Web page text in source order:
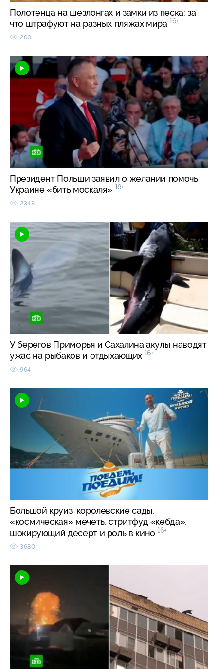
Полотенца на шезлонгах и замки из песка: за
что штрафуют на разных пляжах мира 16+
260
Президент Польши заявил о желании помочь
Украине «бить москаля» 16+
2348
У берегов Приморья и Сахалина акулы наводят
ужас на рыбаков и отдыхающих 16+
964
Большой круиз: королевские сады,
«космическая» мечеть, стритфуд «кебда»,
шокирующий десерт и роль в кино 16+
3680